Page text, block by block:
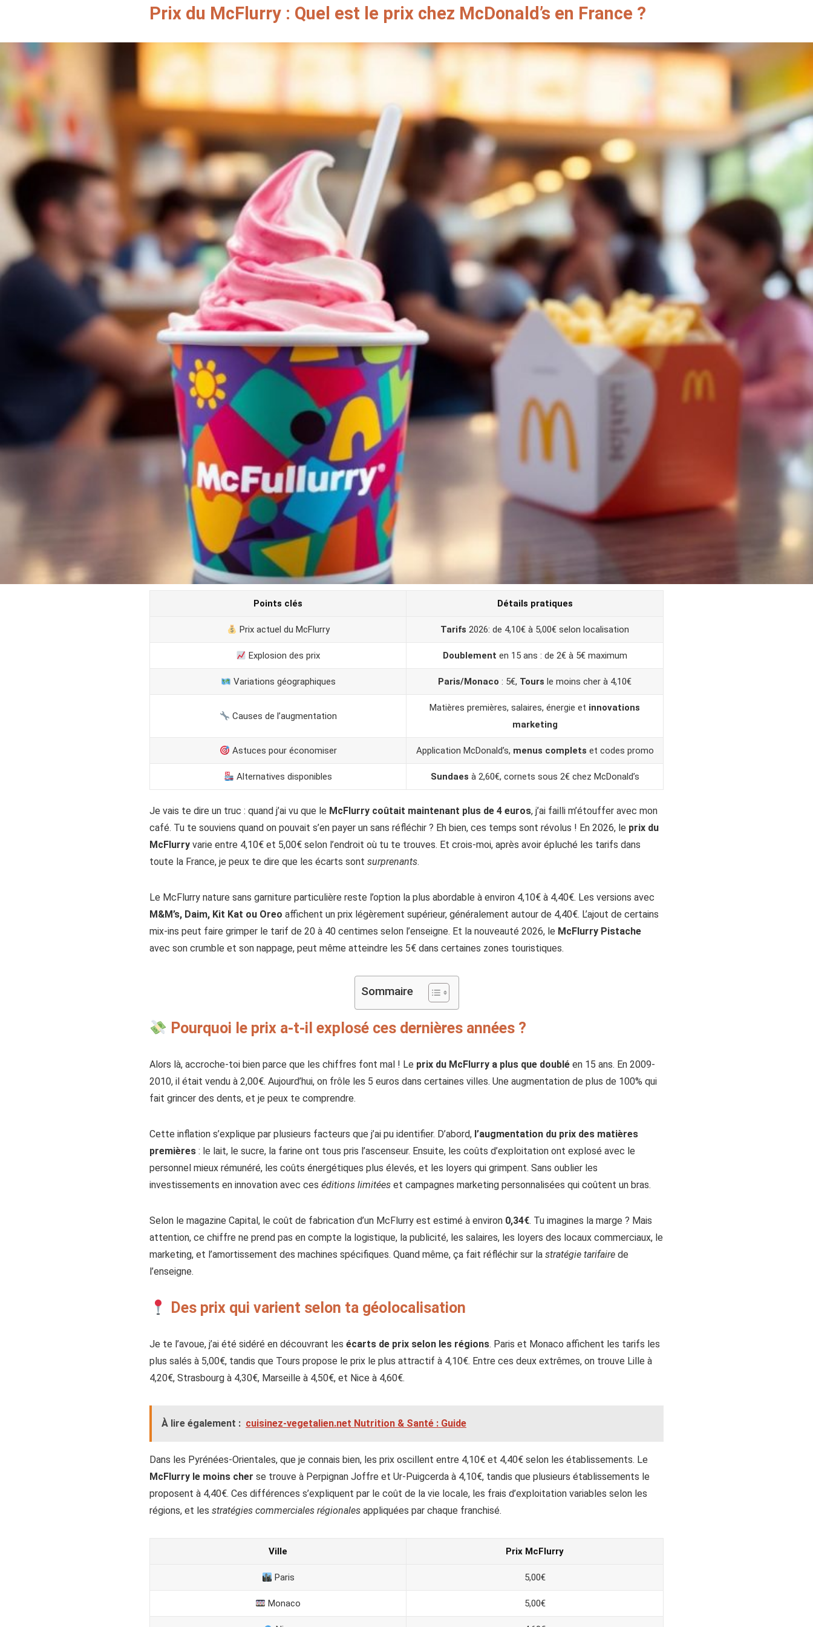
Prix du McFlurry : Quel est le prix chez McDonald’s en France ?
Points clés Détails pratiques
Prix actuel du McFlurry Tarifs 2026: de 4,10€ à 5,00€ selon localisation
Explosion des prix Doublement en 15 ans : de 2€ à 5€ maximum
Variations géographiques Paris/Monaco : 5€, Tours le moins cher à 4,10€
Causes de l’augmentation
Matières premières, salaires, énergie et innovations
marketing
Astuces pour économiser Application McDonald’s, menus complets et codes promo
Alternatives disponibles Sundaes à 2,60€, cornets sous 2€ chez McDonald’s
Je vais te dire un truc : quand j’ai vu que le McFlurry coûtait maintenant plus de 4 euros, j’ai failli m’étouffer avec mon
café. Tu te souviens quand on pouvait s’en payer un sans réfléchir ? Eh bien, ces temps sont révolus ! En 2026, le prix du
McFlurry varie entre 4,10€ et 5,00€ selon l’endroit où tu te trouves. Et crois-moi, après avoir épluché les tarifs dans
toute la France, je peux te dire que les écarts sont surprenants.
Le McFlurry nature sans garniture particulière reste l’option la plus abordable à environ 4,10€ à 4,40€. Les versions avec
M&M’s, Daim, Kit Kat ou Oreo affichent un prix légèrement supérieur, généralement autour de 4,40€. L’ajout de certains
mix-ins peut faire grimper le tarif de 20 à 40 centimes selon l’enseigne. Et la nouveauté 2026, le McFlurry Pistache
avec son crumble et son nappage, peut même atteindre les 5€ dans certaines zones touristiques.
Sommaire
Pourquoi le prix a-t-il explosé ces dernières années ?
Alors là, accroche-toi bien parce que les chiffres font mal ! Le prix du McFlurry a plus que doublé en 15 ans. En 2009-
2010, il était vendu à 2,00€. Aujourd’hui, on frôle les 5 euros dans certaines villes. Une augmentation de plus de 100% qui
fait grincer des dents, et je peux te comprendre.
Cette inflation s’explique par plusieurs facteurs que j’ai pu identifier. D’abord, l’augmentation du prix des matières
premières : le lait, le sucre, la farine ont tous pris l’ascenseur. Ensuite, les coûts d’exploitation ont explosé avec le
personnel mieux rémunéré, les coûts énergétiques plus élevés, et les loyers qui grimpent. Sans oublier les
investissements en innovation avec ces éditions limitées et campagnes marketing personnalisées qui coûtent un bras.
Selon le magazine Capital, le coût de fabrication d’un McFlurry est estimé à environ 0,34€. Tu imagines la marge ? Mais
attention, ce chiffre ne prend pas en compte la logistique, la publicité, les salaires, les loyers des locaux commerciaux, le
marketing, et l’amortissement des machines spécifiques. Quand même, ça fait réfléchir sur la stratégie tarifaire de
l’enseigne.
Des prix qui varient selon ta géolocalisation
Je te l’avoue, j’ai été sidéré en découvrant les écarts de prix selon les régions. Paris et Monaco affichent les tarifs les
plus salés à 5,00€, tandis que Tours propose le prix le plus attractif à 4,10€. Entre ces deux extrêmes, on trouve Lille à
4,20€, Strasbourg à 4,30€, Marseille à 4,50€, et Nice à 4,60€.
À lire également : cuisinez-vegetalien.net Nutrition​ & Santé : Guide
Dans les Pyrénées-Orientales, que je connais bien, les prix oscillent entre 4,10€ et 4,40€ selon les établissements. Le
McFlurry le moins cher se trouve à Perpignan Joffre et Ur-Puigcerda à 4,10€, tandis que plusieurs établissements le
proposent à 4,40€. Ces différences s’expliquent par le coût de la vie locale, les frais d’exploitation variables selon les
régions, et les stratégies commerciales régionales appliquées par chaque franchisé.
Ville Prix McFlurry
Paris 5,00€
Monaco 5,00€